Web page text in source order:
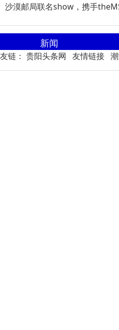
沙漠邮局联名show，携手
新闻
友链： 贵阳头条网 友情链接